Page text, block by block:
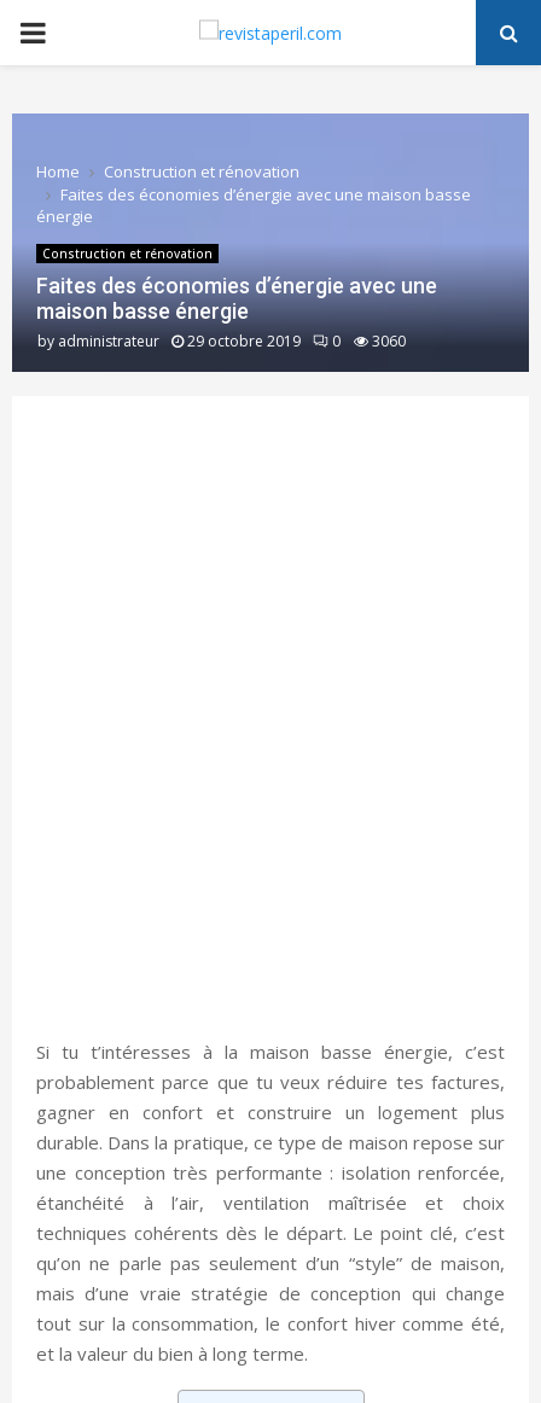
PRIMARY
Home
Construction et rénovation
Faites des économies d’énergie avec une maison basse
énergie
Construction et rénovation
Faites des économies d’énergie avec une
maison basse énergie
by administrateur 29 octobre 2019 0 3060
Si tu t’intéresses à la maison basse énergie, c’est
probablement parce que tu veux réduire tes factures,
gagner en confort et construire un logement plus
durable. Dans la pratique, ce type de maison repose sur
une conception très performante : isolation renforcée,
étanchéité à l’air, ventilation maîtrisée et choix
techniques cohérents dès le départ. Le point clé, c’est
qu’on ne parle pas seulement d’un “style” de maison,
mais d’une vraie stratégie de conception qui change
tout sur la consommation, le confort hiver comme été,
et la valeur du bien à long terme.